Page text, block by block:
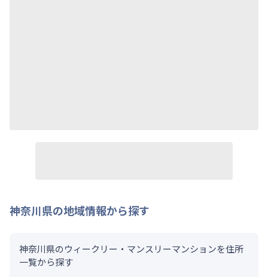
神奈川県の地域情報から探す
神奈川県のウィークリー・マンスリーマンションを住所
一覧から探す